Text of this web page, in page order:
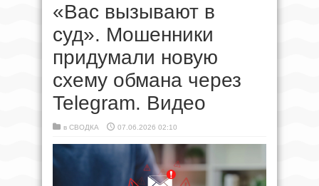
«Вас вызывают в
суд». Мошенники
придумали новую
схему обмана через
Telegram. Видео
в СВОДКА 07.06.2026 02:10